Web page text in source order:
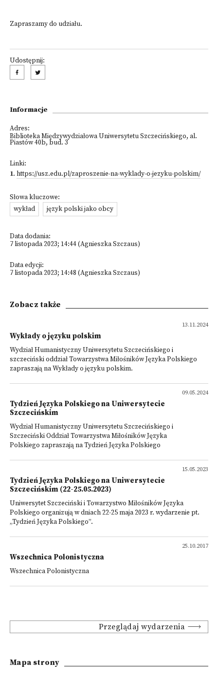
Zapraszamy do udziału.
Udostępnij:
Informacje
Adres:
Biblioteka Międzywydziałowa Uniwersytetu Szczecińskiego, al.
Piastów 40b, bud. 3
Linki:
1. https://usz.edu.pl/zaproszenie-na-wyklady-o-jezyku-polskim/
Słowa kluczowe:
wykład
język polski jako obcy
Data dodania:
7 listopada 2023; 14:44 (Agnieszka Szczaus)
Data edycji:
7 listopada 2023; 14:48 (Agnieszka Szczaus)
Zobacz także
13.11.2024
Wykłady o języku polskim
Wydział Humanistyczny Uniwersytetu Szczecińskiego i
szczeciński oddział Towarzystwa Miłośników Języka Polskiego
zapraszają na Wykłady o języku polskim.
09.05.2024
Tydzień Języka Polskiego na Uniwersytecie
Szczecińskim
Wydział Humanistyczny Uniwersytetu Szczecińskiego i
Szczeciński Oddział Towarzystwa Miłośników Języka
Polskiego zapraszają na Tydzień Języka Polskiego
15.05.2023
Tydzień Języka Polskiego na Uniwersytecie
Szczecińskim (22-25.05.2023)
Uniwersytet Szczeciński i Towarzystwo Miłośników Języka
Polskiego organizują w dniach 22-25 maja 2023 r. wydarzenie pt.
„Tydzień Języka Polskiego”.
25.10.2017
Wszechnica Polonistyczna
Wszechnica Polonistyczna
Przeglądaj wydarzenia
Mapa strony